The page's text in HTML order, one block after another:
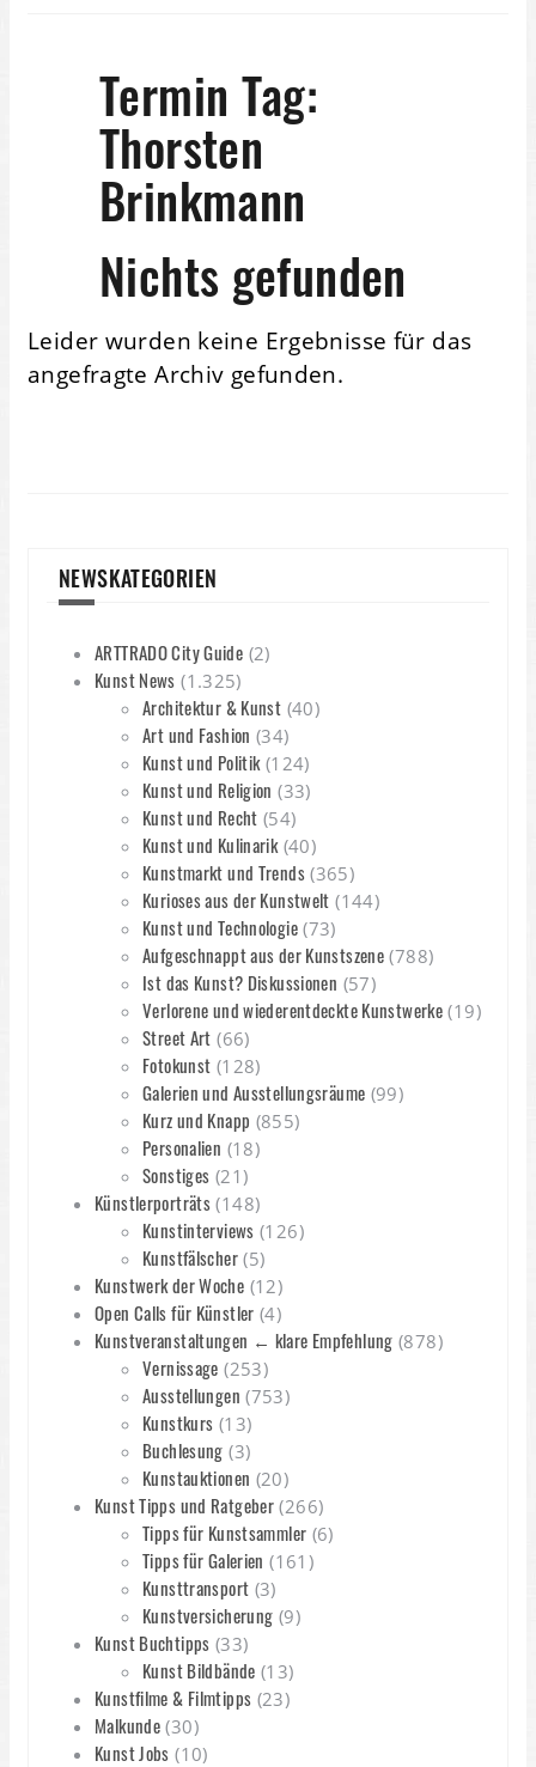
Termin Tag:
Thorsten
Brinkmann
Nichts gefunden
Leider wurden keine Ergebnisse für das
angefragte Archiv gefunden.
NEWSKATEGORIEN
ARTTRADO City Guide (2)
Kunst News (1.325)
Architektur & Kunst (40)
Art und Fashion (34)
Kunst und Politik(124)
Kunst und Religion (33)
Kunst und Recht (54)
Kunst und Kulinarik(40)
Kunstmarkt und Trends(365)
Kurioses aus der Kunstwelt (144)
Kunst und Technologie(73)
Aufgeschnappt aus der Kunstszene (788)
Ist das Kunst? Diskussionen (57)
Verlorene und wiederentdeckte Kunstwerke (19)
Street Art (66)
Fotokunst (128)
Galerien und Ausstellungsräume (99)
Kurz und Knapp (855)
Personalien (18)
Sonstiges (21)
Künstlerporträts (148)
Kunstinterviews (126)
Kunstfälscher(5)
Kunstwerk der Woche (12)
Open Calls für Künstler (4)
Kunstveranstaltungen ← klare Empfehlung (878)
Vernissage (253)
Ausstellungen (753)
Kunstkurs (13)
Buchlesung (3)
Kunstauktionen (20)
Kunst Tipps und Ratgeber (266)
Tipps für Kunstsammler (6)
Tipps für Galerien (161)
Kunsttransport (3)
Kunstversicherung (9)
Kunst Buchtipps (33)
Kunst Bildbände (13)
Kunstfilme & Filmtipps (23)
Malkunde (30)
Kunst Jobs (10)